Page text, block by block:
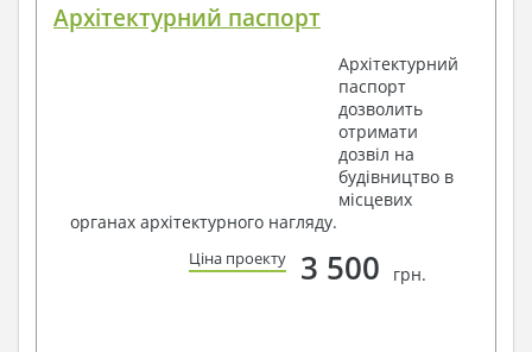
Архітектурний паспорт
Архітектурний
паспорт
дозволить
отримати
дозвіл на
будівництво в
місцевих
органах архітектурного нагляду.
Ціна проекту 3 500 грн.